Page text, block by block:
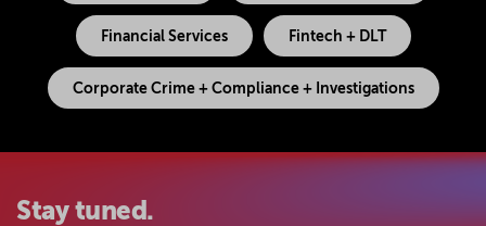
Financial Services Fintech + DLT
Corporate Crime + Compliance + Investigations
Stay tuned.